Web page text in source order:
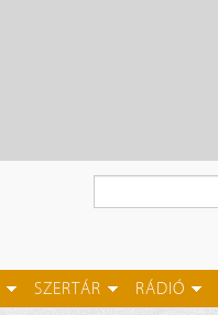
SZERTÁR RÁDIÓ